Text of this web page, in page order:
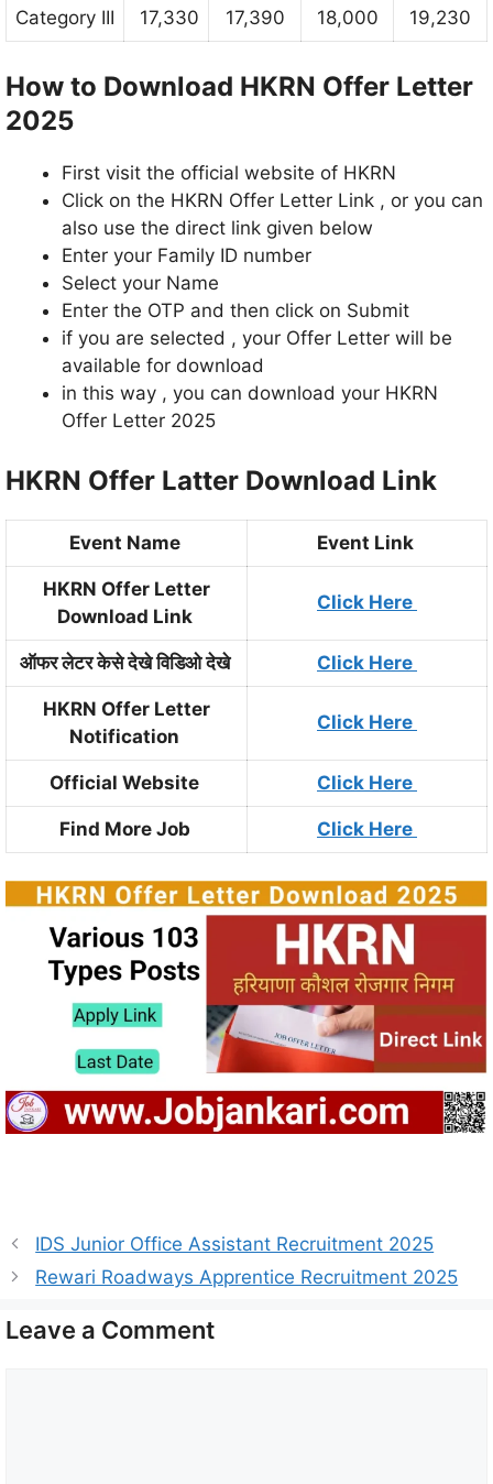
Category III 17,330 17,390 18,000 19,230
How to Download HKRN Offer Letter
2025
First visit the official website of HKRN
Click on the HKRN Offer Letter Link , or you can
also use the direct link given below
Enter your Family ID number
Select your Name
Enter the OTP and then click on Submit
if you are selected , your Offer Letter will be
available for download
in this way , you can download your HKRN
Offer Letter 2025
HKRN Offer Latter Download Link
Event Name Event Link
HKRN Offer Letter
Download Link
Click Here
ऑफर लेटर केसे देखे विडिओ देखे Click Here
HKRN Offer Letter
Notification
Click Here
Official Website Click Here
Find More Job Click Here
IDS Junior Office Assistant Recruitment 2025
Rewari Roadways Apprentice Recruitment 2025
Leave a Comment